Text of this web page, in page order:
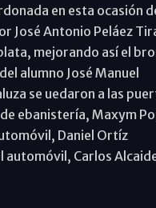
en esta ocasión
José Antonio Peláez
mejorando así el
alumno José Manuel
se uedaron a las
ebanistería, Maxym
Daniel Ortíz
automóvil, Carlos